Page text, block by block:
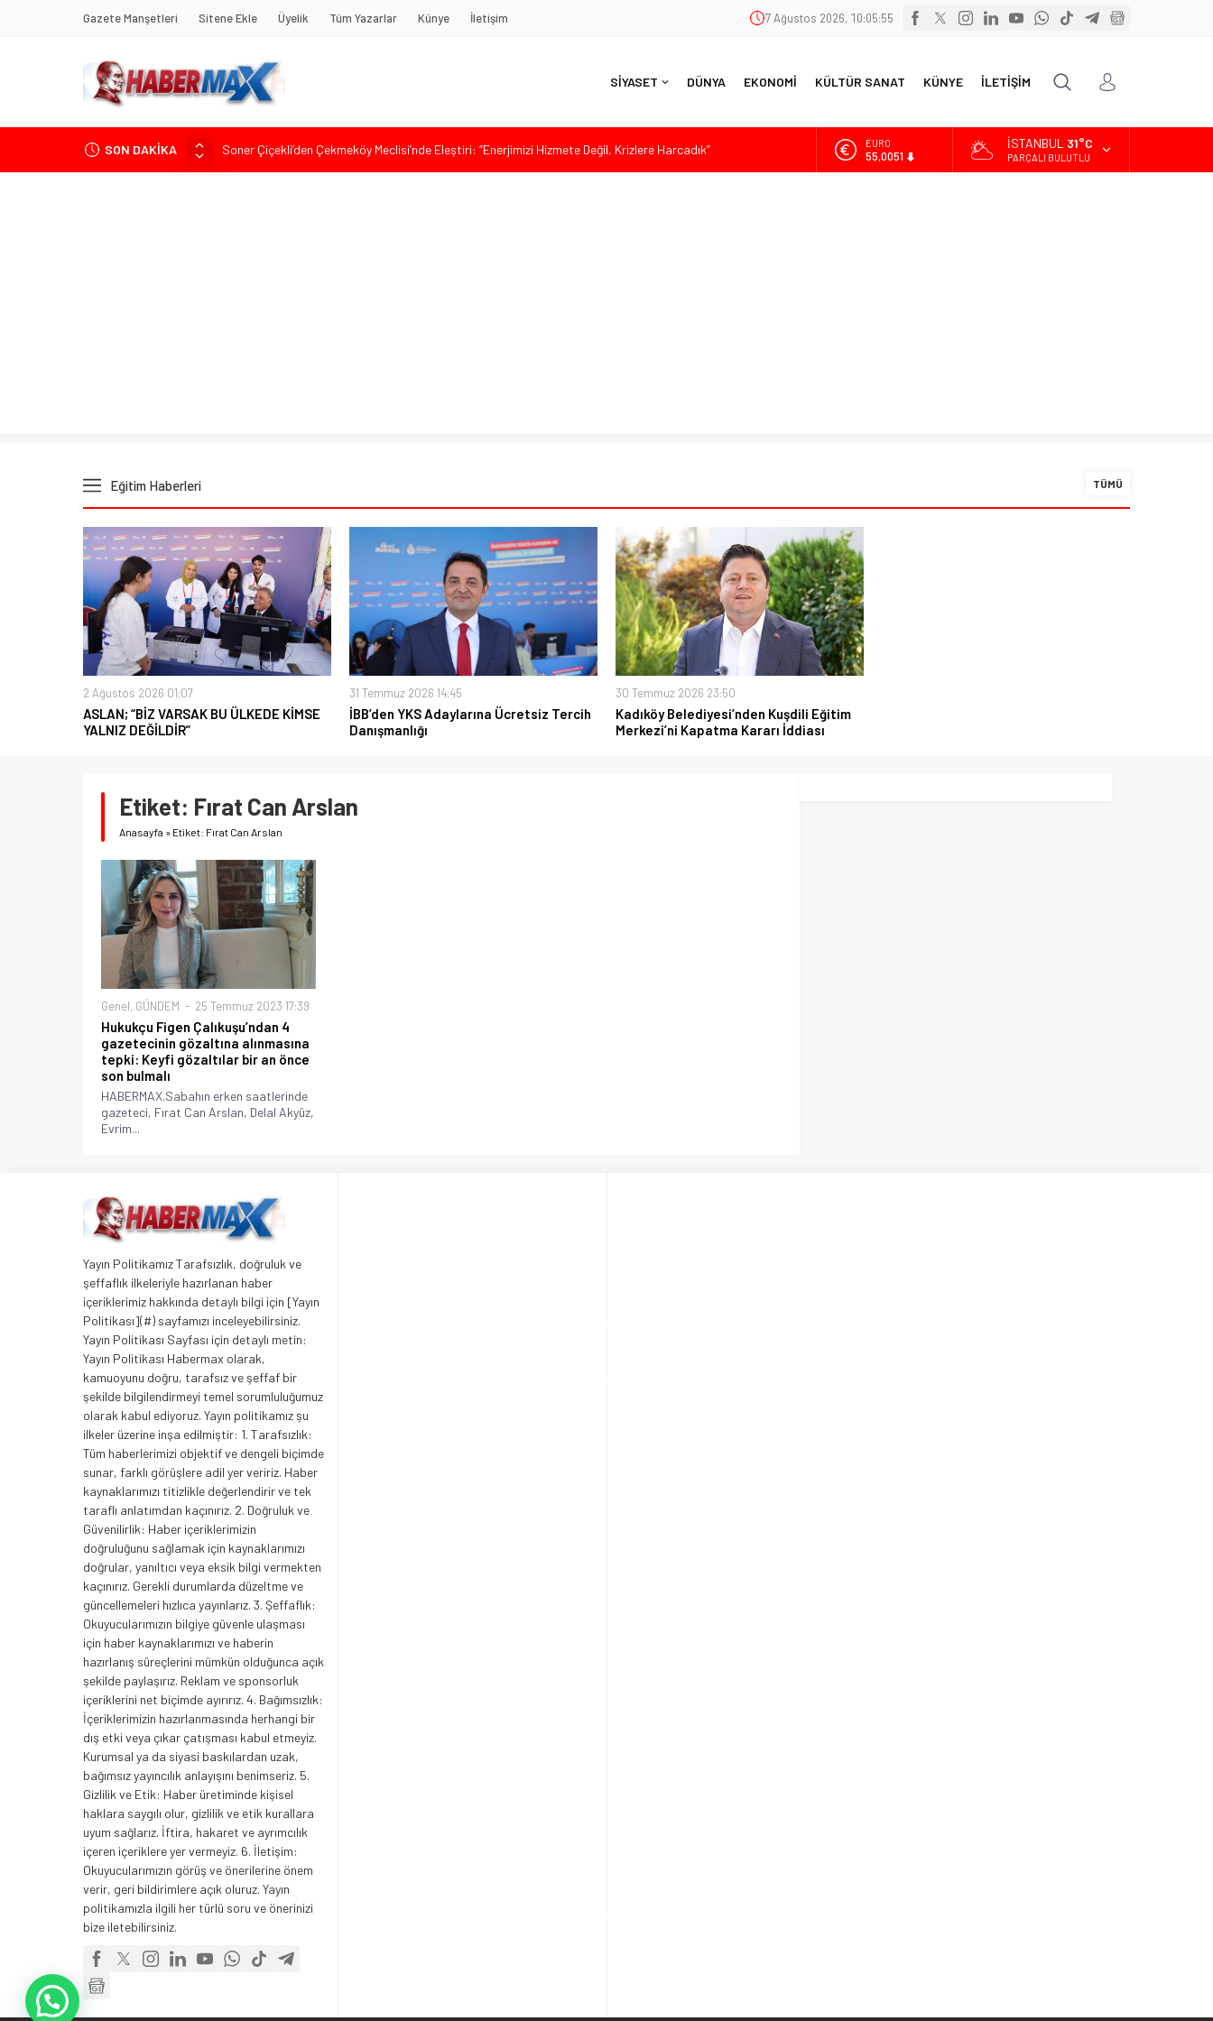
Gazete Manşetleri Sitene Ekle Üyelik Tüm Yazarlar Künye İletişim 7 Ağustos 2026, 10:05:55
SİYASET DÜNYA EKONOMİ KÜLTÜR SANAT KÜNYE İLETİŞİM
SON DAKİKA
Soner Çiçekli’den Çekmeköy Meclisi’nde Eleştiri: “Enerjimizi Hizmete Değil, Krizlere Harcadık”
Edremit’te Kaymakam Ahmet Odabaş’a Duygu Dolu Veda Gecesi
EURO
55,0051
İSTANBUL 31°C
PARÇALI BULUTLU
Eğitim Haberleri TÜMÜ
2 Ağustos 2026 01:07
ASLAN; “BİZ VARSAK BU ÜLKEDE KİMSE
YALNIZ DEĞİLDİR”
31 Temmuz 2026 14:45
İBB’den YKS Adaylarına Ücretsiz Tercih
Danışmanlığı
30 Temmuz 2026 23:50
Kadıköy Belediyesi’nden Kuşdili Eğitim
Merkezi’ni Kapatma Kararı İddiası
Etiket: Fırat Can Arslan
Anasayfa » Etiket: Fırat Can Arslan
Genel, GÜNDEM 25 Temmuz 2023 17:39
Hukukçu Figen Çalıkuşu’ndan 4
gazetecinin gözaltına alınmasına
tepki: Keyfi gözaltılar bir an önce
son bulmalı
HABERMAX.Sabahın erken saatlerinde
gazeteci, Fırat Can Arslan, Delal Akyüz,
Evrim...
Yayın Politikamız Tarafsızlık, doğruluk ve
şeffaflık ilkeleriyle hazırlanan haber
içeriklerimiz hakkında detaylı bilgi için [Yayın
Politikası](#) sayfamızı inceleyebilirsiniz.
Yayın Politikası Sayfası için detaylı metin:
Yayın Politikası Habermax olarak,
kamuoyunu doğru, tarafsız ve şeffaf bir
şekilde bilgilendirmeyi temel sorumluluğumuz
olarak kabul ediyoruz. Yayın politikamız şu
ilkeler üzerine inşa edilmiştir: 1. Tarafsızlık:
Tüm haberlerimizi objektif ve dengeli biçimde
sunar, farklı görüşlere adil yer veririz. Haber
kaynaklarımızı titizlikle değerlendirir ve tek
taraflı anlatımdan kaçınırız. 2. Doğruluk ve
Güvenilirlik: Haber içeriklerimizin
doğruluğunu sağlamak için kaynaklarımızı
doğrular, yanıltıcı veya eksik bilgi vermekten
kaçınırız. Gerekli durumlarda düzeltme ve
güncellemeleri hızlıca yayınlarız. 3. Şeffaflık:
Okuyucularımızın bilgiye güvenle ulaşması
için haber kaynaklarımızı ve haberin
hazırlanış süreçlerini mümkün olduğunca açık
şekilde paylaşırız. Reklam ve sponsorluk
içeriklerini net biçimde ayırırız. 4. Bağımsızlık:
İçeriklerimizin hazırlanmasında herhangi bir
dış etki veya çıkar çatışması kabul etmeyiz.
Kurumsal ya da siyasi baskılardan uzak,
bağımsız yayıncılık anlayışını benimseriz. 5.
Gizlilik ve Etik: Haber üretiminde kişisel
haklara saygılı olur, gizlilik ve etik kurallara
uyum sağlarız. İftira, hakaret ve ayrımcılık
içeren içeriklere yer vermeyiz. 6. İletişim:
Okuyucularımızın görüş ve önerilerine önem
verir, geri bildirimlere açık oluruz. Yayın
politikamızla ilgili her türlü soru ve önerinizi
bize iletebilirsiniz.